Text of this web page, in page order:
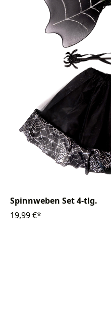
Spinnweben Set 4-tlg.
19,99 €*